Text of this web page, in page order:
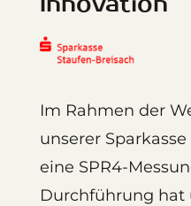
Im Rahmen der
unserer
eine SPR4-
Durchführung hat